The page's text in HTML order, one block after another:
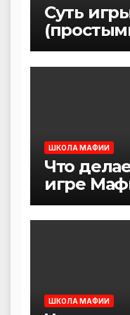
Суть
ШКОЛА МАФИИ
Что
игре
ШКОЛА МАФИИ